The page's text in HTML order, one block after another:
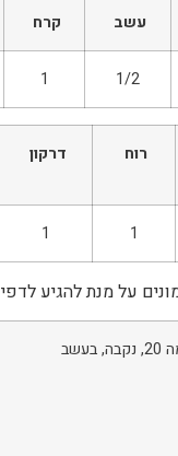
עשב קרח
1/2
1
רוח דרקון
1
1
על מנת להגיע
בעשב